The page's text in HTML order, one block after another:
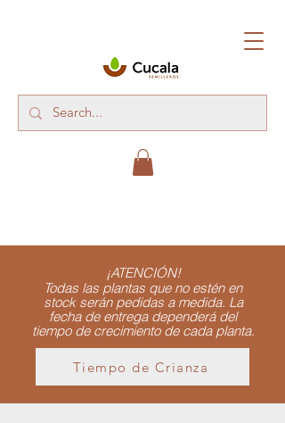
¡ATENCIÓN!
Todas las plantas que no estén en
stock serán pedidas a medida. La
fecha de entrega dependerá del
tiempo de crecimiento de cada planta.
Tiempo de Crianza